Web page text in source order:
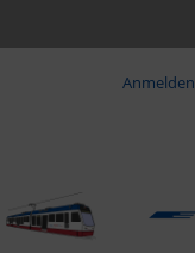
Anmelden